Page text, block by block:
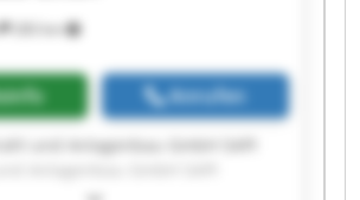
283 km
Anrufen
und Anlagenbau GmbH SAPI
Anlagenbau GmbH SAPI